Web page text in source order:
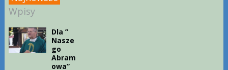
Wpisy
Dla ”
Nasze
go
Abram
owa”